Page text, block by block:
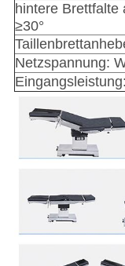
hintere Brettfalte
≥30°
Netzspannung: